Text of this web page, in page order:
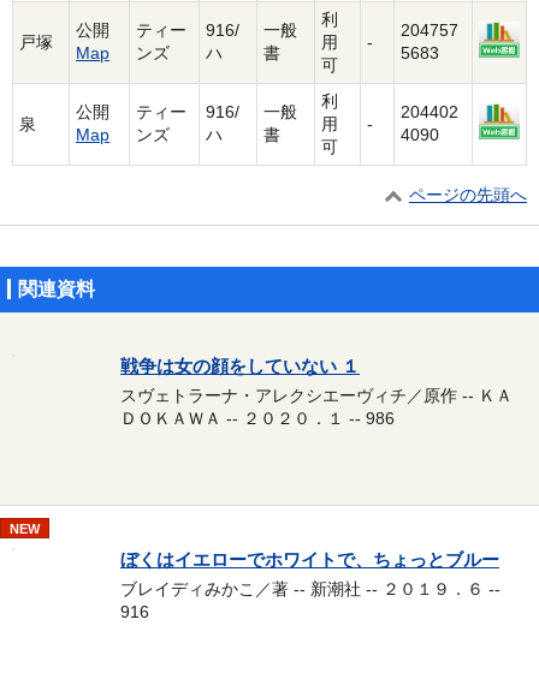
戸塚
公開
Map
ティー
ンズ
916/
ハ
一般
書
利
用
可
-
204757
5683
泉
公開
Map
ティー
ンズ
916/
ハ
一般
書
利
用
可
-
204402
4090
ページの先頭へ
関連資料
戦争は女の顔をしていない １
スヴェトラーナ・アレクシエーヴィチ／原作 -- ＫＡ
ＤＯＫＡＷＡ -- ２０２０．１ -- 986
NEW
ぼくはイエローでホワイトで、ちょっとブルー
ブレイディみかこ／著 -- 新潮社 -- ２０１９．６ --
916